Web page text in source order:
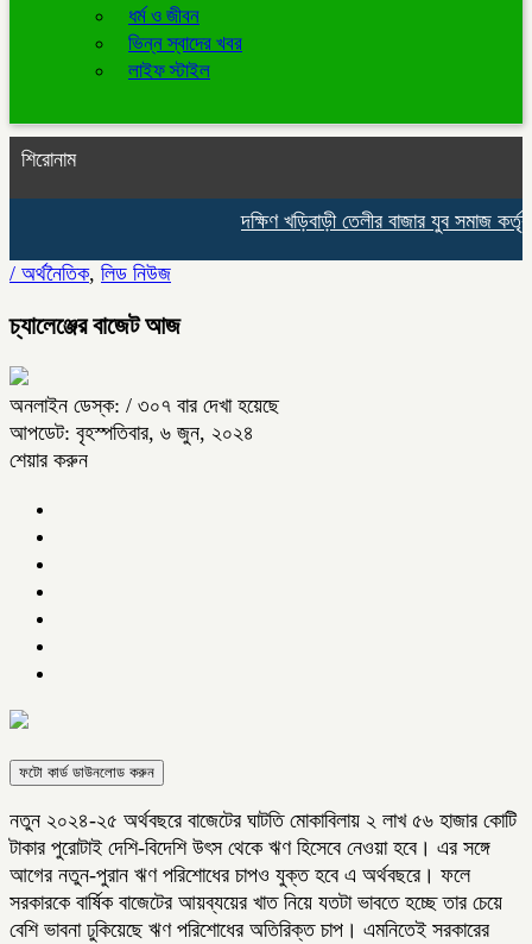
ধর্ম ও জীবন
ভিন্ন স্বাদের খবর
লাইফ স্টাইল
শিরোনাম
দক্ষিণ খড়িবাড়ী তেলীর বাজার যুব সমাজ
/ অর্থনৈতিক, লিড নিউজ
চ্যালেঞ্জের বাজেট আজ
অনলাইন ডেস্ক: / ৩০৭ বার দেখা হয়েছে
আপডেট: বৃহস্পতিবার, ৬ জুন, ২০২৪
শেয়ার করুন
ফটো কার্ড ডাউনলোড করুন
নতুন ২০২৪-২৫ অর্থবছরে বাজেটের ঘাটতি মোকাবিলায় ২ লাখ ৫৬ হাজার কোটি
টাকার পুরোটাই দেশি-বিদেশি উৎস থেকে ঋণ হিসেবে নেওয়া হবে। এর সঙ্গে
আগের নতুন-পুরান ঋণ পরিশোধের চাপও যুক্ত হবে এ অর্থবছরে। ফলে
সরকারকে বার্ষিক বাজেটের আয়ব্যয়ের খাত নিয়ে যতটা ভাবতে হচ্ছে তার চেয়ে
বেশি ভাবনা ঢুকিয়েছে ঋণ পরিশোধের অতিরিক্ত চাপ। এমনিতেই সরকারের